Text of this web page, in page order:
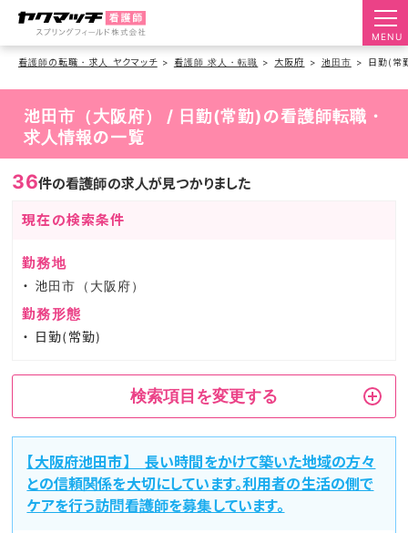
MENU
看護師の転職・求人 ヤクマッチ 看護師 求人・転職 大阪府 池田市 日勤(常
池田市（大阪府） / 日勤(常勤)の看護師転職・
求人情報の一覧
36件の看護師の求人が見つかりました
現在の検索条件
勤務地
池田市（大阪府）
勤務形態
日勤(常勤)
検索項目を変更する
【大阪府池田市】 長い時間をかけて築いた地域の方々
との信頼関係を大切にしています。利用者の生活の側で
ケアを行う訪問看護師を募集しています。